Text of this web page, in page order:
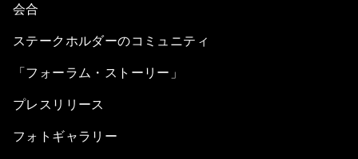
会合
ステークホルダーのコミュニティ
「フォーラム・ストーリー」
プレスリリース
フォトギャラリー